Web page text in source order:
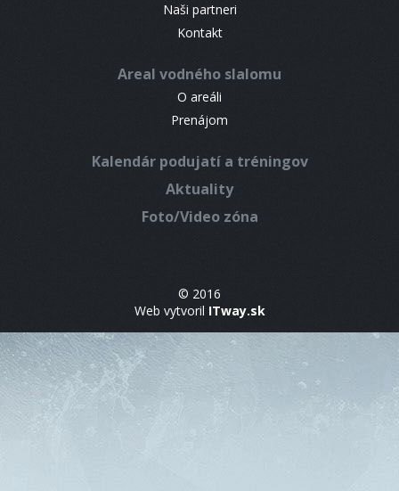
Naši partneri
Kontakt
Areal vodného slalomu
O areáli
Prenájom
Kalendár podujatí a tréningov
Aktuality
Foto/Video zóna
© 2016
Web vytvoril ITway.sk